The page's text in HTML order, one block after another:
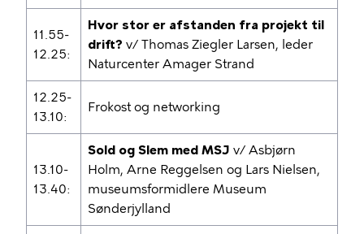
11.55-
12.25:
Hvor stor er afstanden fra projekt til
drift? v/ Thomas Ziegler Larsen, leder
Naturcenter Amager Strand
12.25-
13.10:
Frokost og networking
13.10-
13.40:
Sold og Slem med MSJ v/ Asbjørn
Holm, Arne Reggelsen og Lars Nielsen,
museumsformidlere Museum
Sønderjylland